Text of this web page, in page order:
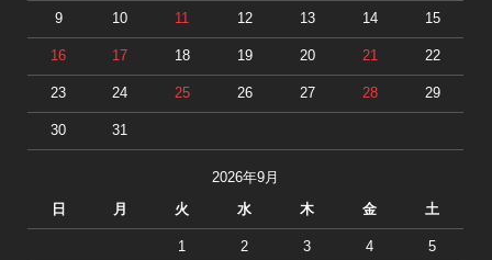
9 10 11 12 13 14 15
16 17 18 19 20 21 22
23 24 25 26 27 28 29
30 31
2026年9月
日 月 火 水 木 金 土
1 2 3 4 5